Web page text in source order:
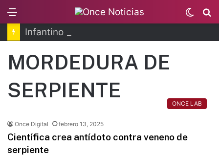
Switch
skin
MORDEDURA DE
SERPIENTE
ONCE LAB
Once Digital febrero 13, 2025
Científica crea antídoto contra veneno de
serpiente